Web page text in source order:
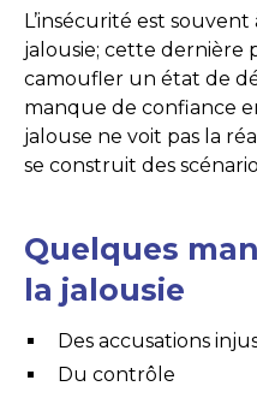
L’insécurité est
jalousie; cette dernière
camoufler un état de
manque de confiance
jalouse ne voit pas la
se construit des
Quelques
la jalousie
Des accusations
Du contrôle